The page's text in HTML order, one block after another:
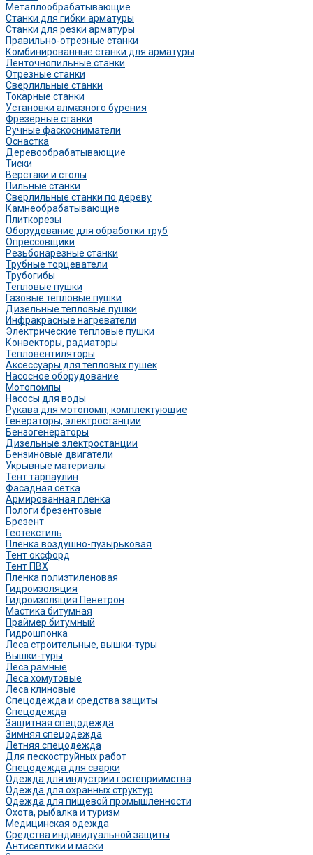
Металлообрабатывающие
Станки для гибки арматуры
Станки для резки арматуры
Правильно-отрезные станки
Комбинированные станки для арматуры
Ленточнопильные станки
Отрезные станки
Сверлильные станки
Токарные станки
Установки алмазного бурения
Фрезерные станки
Ручные фаскосниматели
Оснастка
Деревообрабатывающие
Тиски
Верстаки и столы
Пильные станки
Сверлильные станки по дереву
Камнеобрабатывающие
Плиткорезы
Оборудование для обработки труб
Опрессовщики
Резьбонарезные станки
Трубные торцеватели
Трубогибы
Тепловые пушки
Газовые тепловые пушки
Дизельные тепловые пушки
Инфракрасные нагреватели
Электрические тепловые пушки
Конвекторы, радиаторы
Тепловентиляторы
Аксессуары для тепловых пушек
Насосное оборудование
Мотопомпы
Насосы для воды
Рукава для мотопомп, комплектующие
Генераторы, электростанции
Бензогенераторы
Дизельные электростанции
Бензиновые двигатели
Укрывные материалы
Тент тарпаулин
Фасадная сетка
Армированная пленка
Пологи брезентовые
Брезент
Геотекстиль
Пленка воздушно-пузырьковая
Тент оксфорд
Тент ПВХ
Пленка полиэтиленовая
Гидроизоляция
Гидроизоляция Пенетрон
Мастика битумная
Праймер битумный
Гидрошпонка
Леса строительные, вышки-туры
Вышки-туры
Леса рамные
Леса хомутовые
Леса клиновые
Спецодежда и средства защиты
Спецодежда
Защитная спецодежда
Зимняя спецодежда
Летняя спецодежда
Для пескоструйных работ
Спецодежда для сварки
Одежда для индустрии гостеприимства
Одежда для охранных структур
Одежда для пищевой промышленности
Охота, рыбалка и туризм
Медицинская одежда
Средства индивидуальной защиты
Антисептики и маски